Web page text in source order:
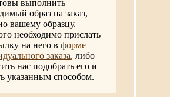
выполнить
образ на заказ,
вашему образцу.
необходимо прислать
на него в форме
заказа, либо
нас подобрать его и
указанным способом.